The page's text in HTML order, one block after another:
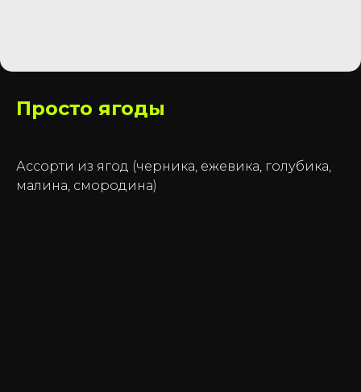
Просто ягоды
Ассорти из ягод (черника, ежевика, голубика,
малина, смородина)